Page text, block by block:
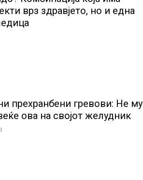
врз здравјето, но и една
прехранбени гревови: Не му
ова на својот желудник